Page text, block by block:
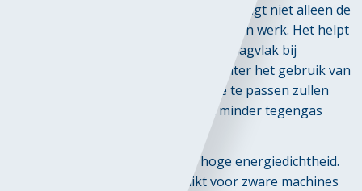
zelfs de hele keten emissievrij. Dit verlaagt niet alleen de
ecologische impact van het uit te voeren werk. Het helpt
ook bij het creëren van voldoende draagvlak bij
stakeholders. Veel mensen staan achter het gebruik van
emissievrij materieel en door dit toe te passen zullen
sommige stakeholders aanzienlijk minder tegengas
Daarnaast heeft waterstof een hoge energiedichtheid.
Dit maakt het bijzonder geschikt voor zware machines